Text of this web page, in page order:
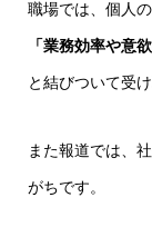
職場では、個人
「業務効率や意
と結びついて受
また報道では、
がちです。